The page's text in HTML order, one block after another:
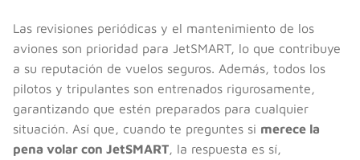
Las revisiones periódicas y el mantenimiento de los
aviones son prioridad para JetSMART, lo que contribuye
a su reputación de vuelos seguros. Además, todos los
pilotos y tripulantes son entrenados rigurosamente,
garantizando que estén preparados para cualquier
situación. Así que, cuando te preguntes si merece la
pena volar con JetSMART, la respuesta es sí,